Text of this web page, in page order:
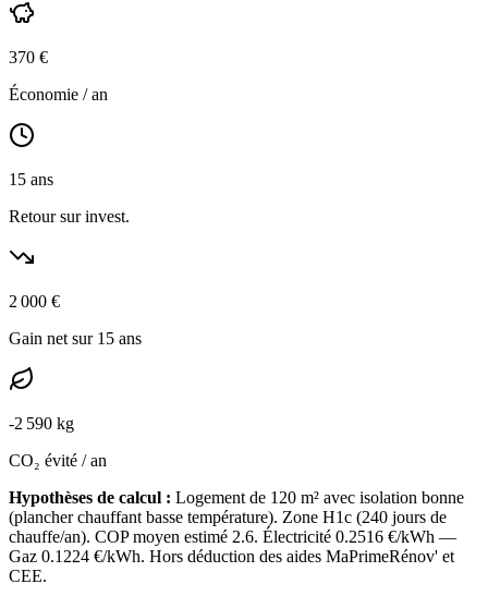
370 €
Économie / an
15 ans
Retour sur invest.
2 000 €
Gain net sur 15 ans
-2 590 kg
CO₂ évité / an
Hypothèses de calcul : Logement de 120 m² avec isolation bonne
(plancher chauffant basse température). Zone H1c (240 jours de
chauffe/an). COP moyen estimé 2.6. Électricité 0.2516 €/kWh —
Gaz 0.1224 €/kWh. Hors déduction des aides MaPrimeRénov' et
CEE.